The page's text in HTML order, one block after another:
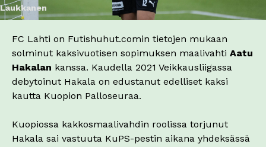
Laukkanen
FC Lahti on Futishuhut.comin tietojen mukaan
solminut kaksivuotisen sopimuksen maalivahti Aatu
Hakalan kanssa. Kaudella 2021 Veikkausliigassa
debytoinut Hakala on edustanut edelliset kaksi
kautta Kuopion Palloseuraa.
Kuopiossa kakkosmaalivahdin roolissa torjunut
Hakala sai vastuuta KuPS-pestin aikana yhdeksässä